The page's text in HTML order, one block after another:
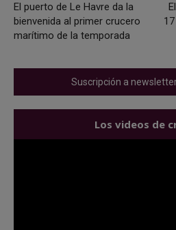
El puerto de Le Havre da la
bienvenida al primer crucero
marítimo de la temporada
Suscripción a
Los videos de